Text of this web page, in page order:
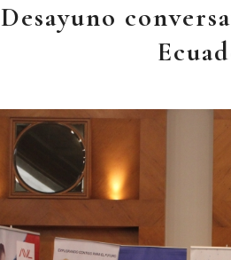
Desayuno